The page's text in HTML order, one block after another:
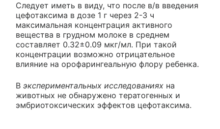
Следует иметь в виду, что после в/в введения
цефотаксима в дозе 1 г через 2-3 ч
максимальная концентрация активного
вещества в грудном молоке в среднем
составляет 0.32±0.09 мкг/мл. При такой
концентрации возможно отрицательное
влияние на орофарингеальную флору ребенка.
В экспериментальных исследованиях на
животных не обнаружено тератогенных и
эмбриотоксических эффектов цефотаксима.